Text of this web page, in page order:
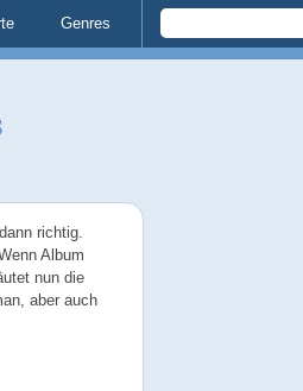
Genres
richtig.
Album
nun die
aber auch